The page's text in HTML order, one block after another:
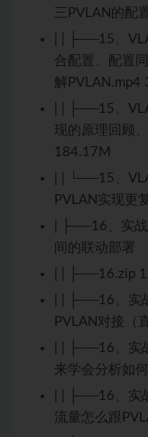
三PVLAN的配
| | ├──15、
合配置、配置
解PVLAN.mp4
| | ├──15、
现的原理回顾
184.17M
| | └──15、
PVLAN实现更
| ├──16、实
间的联动部署
| | ├──16.zip
| | ├──16、实
PVLAN对接（
| | ├──16、实
来学会分析如
| | ├──16、实
流量怎么跟